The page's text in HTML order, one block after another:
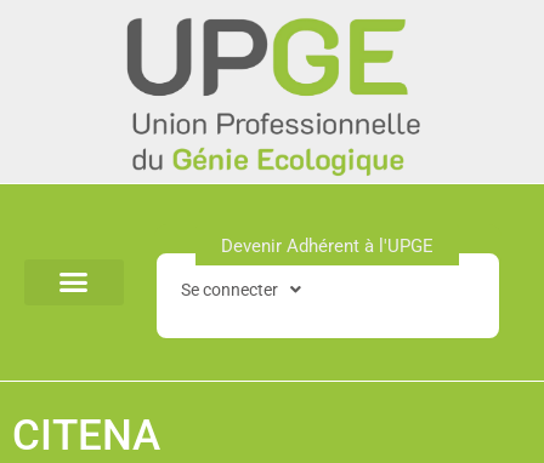
Devenir Adhérent à l'UPGE​
Se connecter
CITENA